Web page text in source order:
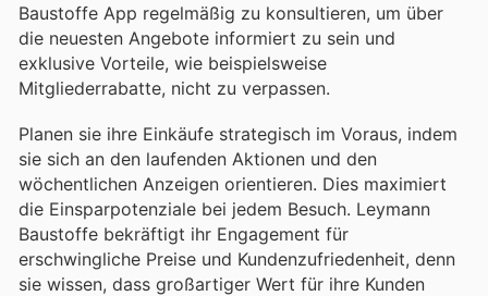
Baustoffe App regelmäßig zu konsultieren, um über
die neuesten Angebote informiert zu sein und
exklusive Vorteile, wie beispielsweise
Mitgliederrabatte, nicht zu verpassen.
Planen sie ihre Einkäufe strategisch im Voraus, indem
sie sich an den laufenden Aktionen und den
wöchentlichen Anzeigen orientieren. Dies maximiert
die Einsparpotenziale bei jedem Besuch. Leymann
Baustoffe bekräftigt ihr Engagement für
erschwingliche Preise und Kundenzufriedenheit, denn
sie wissen, dass großartiger Wert für ihre Kunden